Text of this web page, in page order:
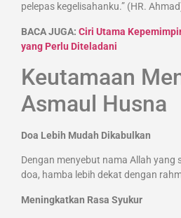
pelepas kegelisahanku.” (HR.
BACA JUGA: Ciri Utama
yang Perlu Diteladani
Keutamaan
Asmaul Husna
Doa Lebih Mudah Dikabulkan
Dengan menyebut nama Allah yang
doa, hamba lebih dekat dengan
Meningkatkan Rasa Syukur